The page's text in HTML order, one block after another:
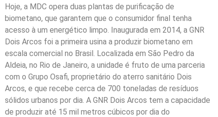
Hoje, a MDC opera duas plantas de purificação de
biometano, que garantem que o consumidor final tenha
acesso à um energético limpo. Inaugurada em 2014, a GNR
Dois Arcos foi a primeira usina a produzir biometano em
escala comercial no Brasil. Localizada em São Pedro da
Aldeia, no Rio de Janeiro, a unidade é fruto de uma parceria
com o Grupo Osafi, proprietário do aterro sanitário Dois
Arcos, e que recebe cerca de 700 toneladas de resíduos
sólidos urbanos por dia. A GNR Dois Arcos tem a capacidade
de produzir até 15 mil metros cúbicos por dia do